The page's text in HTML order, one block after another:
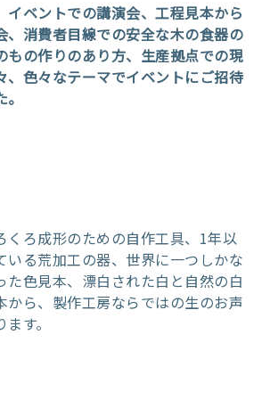
イベントでの講演会、工程見本から
消費者目線での安全な木の食器の
の作りのあり方、 生産拠点での現
、色々なテーマでイベントにご招待
くろ成形のための自作工具、1年以
いる荒加工の器、世界に一つしかな
た色見本、漂白された白と自然の白
から、製作工房ならではの生のお声
す。